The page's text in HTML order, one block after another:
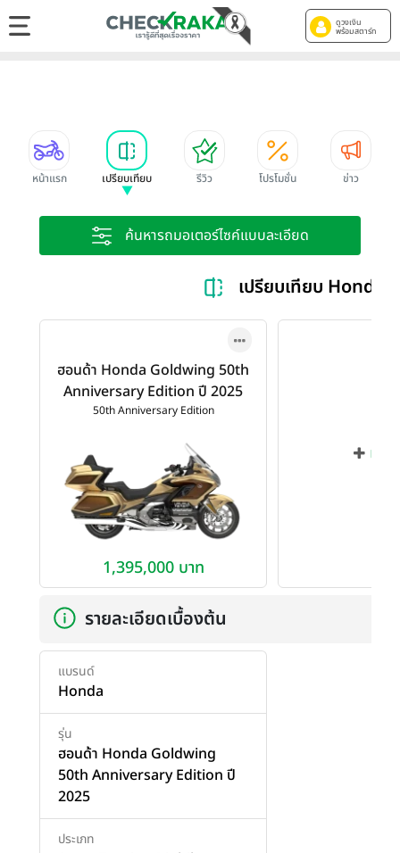
ดูวงเงิน
พร้อมสตาร์ท
หน้าแรก เปรียบเทียบ รีวิว โปรโมชั่น ข่าว
ค้นหารถมอเตอร์ไซค์แบบละเอียด
เปรียบเทียบ
ฮอนด้า Honda Goldwing 50th
Anniversary Edition ปี 2025
50th Anniversary Edition
1,395,000 บาท
เพิ่
รายละเอียดเบื้องต้น
แบรนด์
Honda
รุ่น
ฮอนด้า Honda Goldwing
50th Anniversary Edition ปี
2025
ประเภท